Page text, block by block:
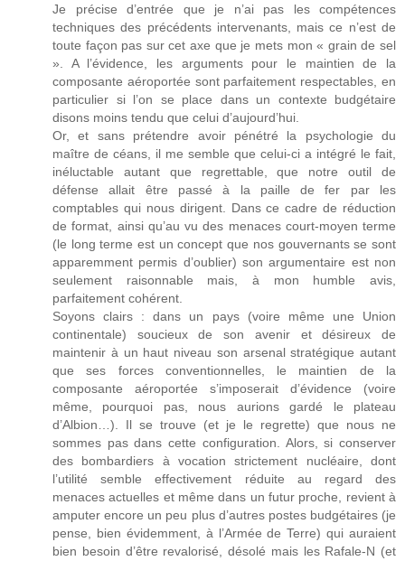
Je précise d’entrée que je n’ai pas les compétences
techniques des précédents intervenants, mais ce n’est de
toute façon pas sur cet axe que je mets mon « grain de sel
». A l’évidence, les arguments pour le maintien de la
composante aéroportée sont parfaitement respectables, en
particulier si l’on se place dans un contexte budgétaire
disons moins tendu que celui d’aujourd’hui.
Or, et sans prétendre avoir pénétré la psychologie du
maître de céans, il me semble que celui-ci a intégré le fait,
inéluctable autant que regrettable, que notre outil de
défense allait être passé à la paille de fer par les
comptables qui nous dirigent. Dans ce cadre de réduction
de format, ainsi qu’au vu des menaces court-moyen terme
(le long terme est un concept que nos gouvernants se sont
apparemment permis d’oublier) son argumentaire est non
seulement raisonnable mais, à mon humble avis,
parfaitement cohérent.
Soyons clairs : dans un pays (voire même une Union
continentale) soucieux de son avenir et désireux de
maintenir à un haut niveau son arsenal stratégique autant
que ses forces conventionnelles, le maintien de la
composante aéroportée s’imposerait d’évidence (voire
même, pourquoi pas, nous aurions gardé le plateau
d’Albion…). Il se trouve (et je le regrette) que nous ne
sommes pas dans cette configuration. Alors, si conserver
des bombardiers à vocation strictement nucléaire, dont
l’utilité semble effectivement réduite au regard des
menaces actuelles et même dans un futur proche, revient à
amputer encore un peu plus d’autres postes budgétaires (je
pense, bien évidemment, à l’Armée de Terre) qui auraient
bien besoin d’être revalorisé, désolé mais les Rafale-N (et